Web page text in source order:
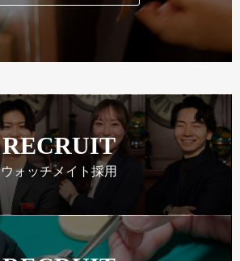
RECRUIT
ウォッチメイト採用